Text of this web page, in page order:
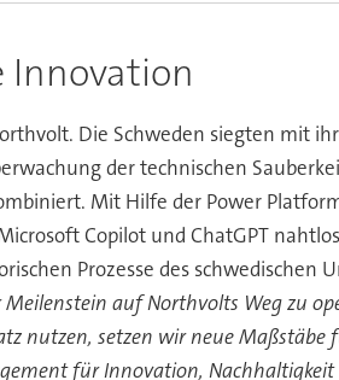
Innovation
Die Schweden siegten mit
der technischen
Mit Hilfe der Power
Copilot und ChatGPT
Prozesse des schwedischen
auf Northvolts Weg zu
nutzen, setzen wir neue Maßstäbe
für Innovation,